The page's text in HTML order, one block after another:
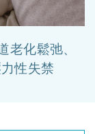
化鬆弛、
性失禁